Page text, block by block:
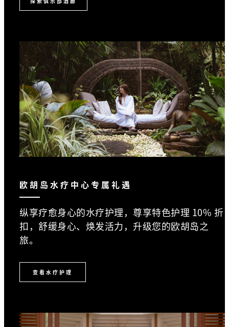
欧胡岛水疗中心专属礼遇
纵享疗愈身心的水疗护理，尊享特色护理 10% 折
扣，舒缓身心、焕发活力，升级您的欧胡岛之
旅。
查看水疗护理